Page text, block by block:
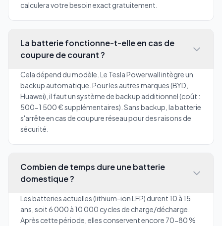
calculera votre besoin exact gratuitement.
La batterie fonctionne-t-elle en cas de
coupure de courant ?
Cela dépend du modèle. Le Tesla Powerwall intègre un
backup automatique. Pour les autres marques (BYD,
Huawei), il faut un système de backup additionnel (coût :
500-1 500 € supplémentaires). Sans backup, la batterie
s'arrête en cas de coupure réseau pour des raisons de
sécurité.
Combien de temps dure une batterie
domestique ?
Les batteries actuelles (lithium-ion LFP) durent 10 à 15
ans, soit 6 000 à 10 000 cycles de charge/décharge.
Après cette période, elles conservent encore 70-80 %